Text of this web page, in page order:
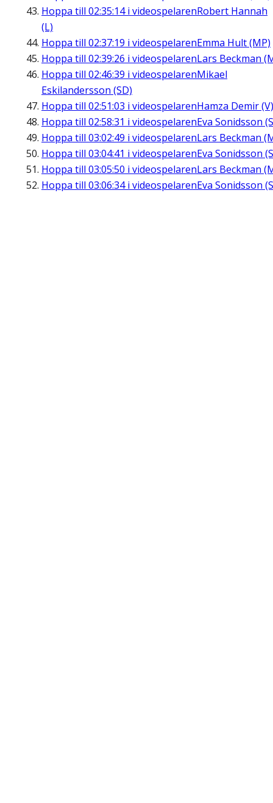
Hoppa till 02:35:14i videospelarenRobert Hannah
(L)
Hoppa till 02:37:19 i videospelarenEmma Hult (MP)
Hoppa till 02:39:26 i videospelarenLars Beckman
Hoppa till 02:46:39 i videospelarenMikael
Eskilandersson (SD)
Hoppa till 02:51:03 i videospelarenHamza Demir (V)
Hoppa till 02:58:31 i videospelarenEva Sonidsson
Hoppa till 03:02:49 i videospelarenLars Beckman
Hoppa till 03:04:41 i videospelarenEva Sonidsson
Hoppa till 03:05:50 i videospelarenLars Beckman
Hoppa till 03:06:34i videospelarenEva Sonidsson